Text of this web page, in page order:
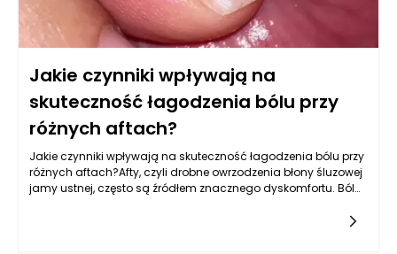
Jakie czynniki wpływają na
skuteczność łagodzenia bólu przy
różnych aftach?
Jakie czynniki wpływają na skuteczność łagodzenia bólu przy
różnych aftach?Afty, czyli drobne owrzodzenia błony śluzowej
jamy ustnej, często są źródłem znacznego dyskomfortu. Ból